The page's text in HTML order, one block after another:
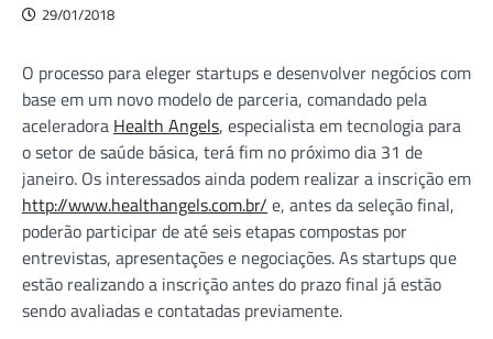
29/01/2018
O processo para eleger startups e desenvolver negócios com
base em um novo modelo de parceria, comandado pela
aceleradora Health Angels, especialista em tecnologia para
o setor de saúde básica, terá fim no próximo dia 31 de
janeiro. Os interessados ainda podem realizar a inscrição em
http://www.healthangels.com.br/ e, antes da seleção final,
poderão participar de até seis etapas compostas por
entrevistas, apresentações e negociações. As startups que
estão realizando a inscrição antes do prazo final já estão
sendo avaliadas e contatadas previamente.